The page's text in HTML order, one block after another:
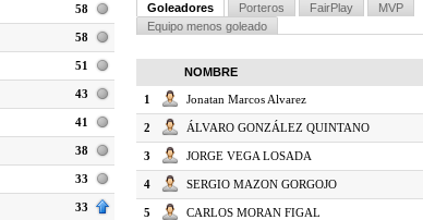
58
58
51
43
41
38
33
33
Goleadores Porteros FairPlay
MVP
Equipo menos goleado
NOMBRE
1 Jonatan Marcos Alvarez
2 ÁLVARO GONZÁLEZ QUINTANO
3 JORGE VEGA LOSADA
4 SERGIO MAZON GORGOJO
5 CARLOS MORAN FIGAL